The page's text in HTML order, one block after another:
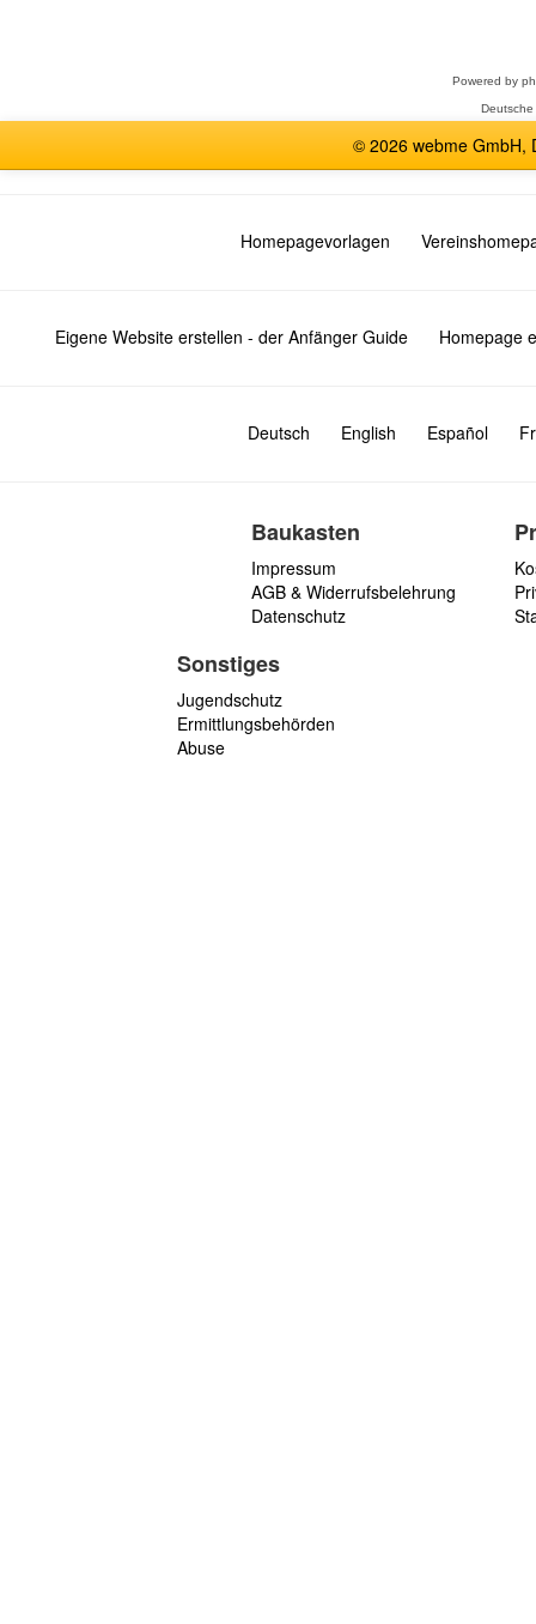
Powered by
© 2026 webme GmbH,
Homepagevorlagen
Eigene Website erstellen - der Anfänger Guide Homepage
Deutsch English Español
Baukasten
Impressum
AGB & Widerrufsbelehrung
Datenschutz
Sonstiges
Jugendschutz
Ermittlungsbehörden
Abuse